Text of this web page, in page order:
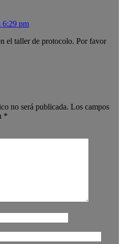
6:29 pm
el taller de protocolo. Por favor
no será publicada. Los campos
*